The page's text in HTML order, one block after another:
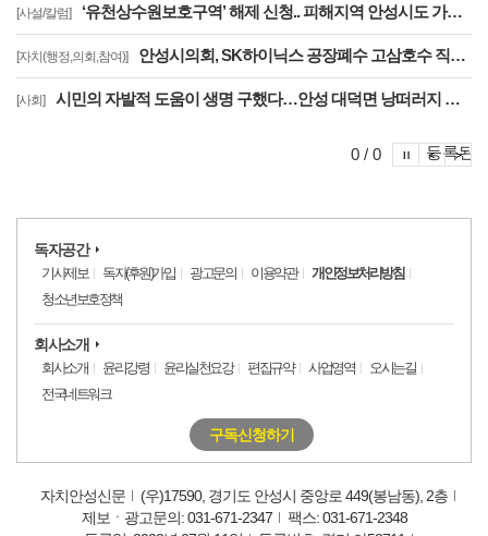
[사설/칼럼] ‘유천상수원보호구역’ 해제 신청.. 피해지역 안성시도 가능 ‘명문화’ ..‘상수원관리규칙 개정’을 환영한다
[자치(행정,의회,참여)] 안성시의회, SK하이닉스 공장폐수 고삼호수 직방류 결사반대 결의대회 참석
[사회] 시민의 자발적 도움이 생명 구했다…안성 대덕면 낭떠러지 위 1톤 트럭 운전자 안전 구조
등록된
0 / 0 포토
포토이
독자공간
기사제보 독자(후원)가입 광고문의 이용약관
개인정보처리방침
청소년보호정책
회사소개
회사소개 윤리강령 윤리실천요강 편집규약 사업영역
오시는길
전국네트워크
구독신청하기
자치안성신문
(우)17590, 경기도 안성시 중앙로 449(봉남동), 2층
제보ㆍ광고문의: 031-671-2347
팩스: 031-671-2348